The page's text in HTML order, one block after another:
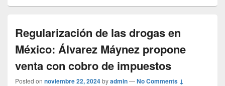
Regularización de las drogas en
México: Álvarez Máynez propone
venta con cobro de impuestos
Posted on noviembre 22, 2024byadmin—No Comments ↓